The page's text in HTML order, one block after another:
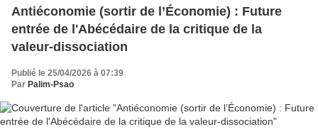
Antiéconomie (sortir de l’Économie) : Future
entrée de l'Abécédaire de la critique de la
valeur-dissociation
Publié le 25/04/2026 à 07:39
Par Palim-Psao